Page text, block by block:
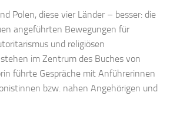
Polen, diese vier Länder – besser: die
angeführten Bewegungen für
und religiösen
im Zentrum des Buches von
führte Gespräche mit Anführerinnen
bzw. nahen Angehörigen und